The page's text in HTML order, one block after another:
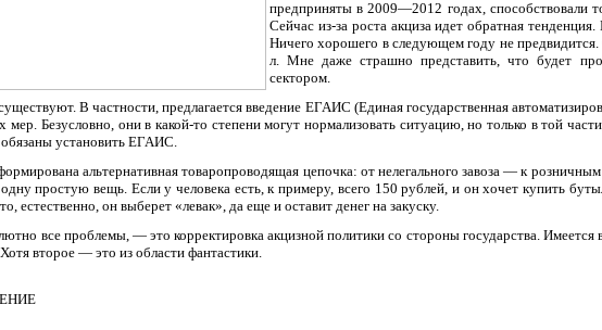
предприняты в 2009—2012 годах, способствовали
Сейчас из-за роста акциза идет обратная
Ничего хорошего в следующем году не
л. Мне даже страшно представить, что будет
сектором.
В частности, предлагается введение ЕГАИС (Единая государственная
Безусловно, они в какой-то степени могут нормализовать ситуацию, но только в той
установить ЕГАИС.
альтернативная товаропроводящая цепочка: от нелегального завоза — к
одну простую вещь. Если у человека есть, к примеру, всего 150 рублей, и он хочет купить
естественно, он выберет «левак», да еще и оставит денег на закуску.
все проблемы, — это корректировка акцизной политики со стороны государства. Имеется
второе — это из области фантастики.